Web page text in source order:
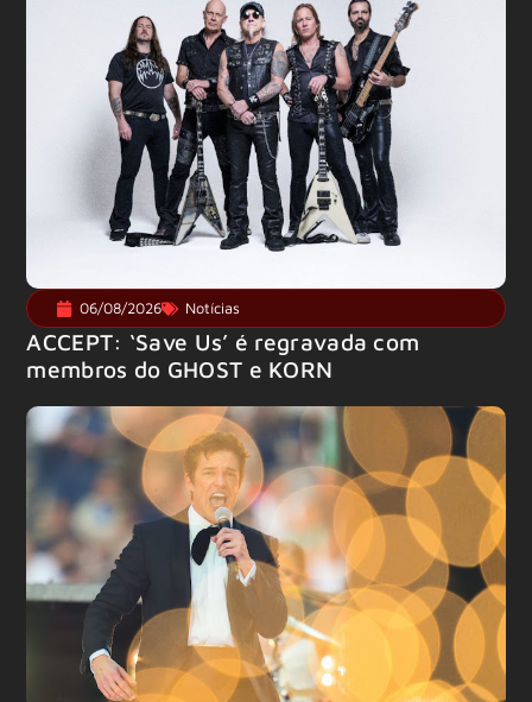
06/08/2026 Notícias
ACCEPT: ‘Save Us’ é regravada com
membros do GHOST e KORN